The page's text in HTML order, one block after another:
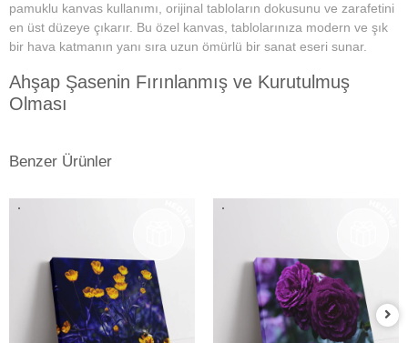
pamuklu kanvas kullanımı, orijinal tabloların dokusunu ve zarafetini
en üst düzeye çıkarır. Bu özel kanvas, tablolarınıza modern ve şık
bir hava katmanın yanı sıra uzun ömürlü bir sanat eseri sunar.
Ahşap Şasenin Fırınlanmış ve Kurutulmuş
Olması
sorunlarla karşılaşmamasını sağlar. Her bir tablomuz, sağlam
Yüksek Çözünürlüklü Baskılarımız
sayede tablolarımız ömür boyu solmama garantisi sunar. Ayrıca,
baskı sonrası uyguladığımız özel yüzey koruyucu ile tablolar,
canlılıklarını her zaman korur ve duvarlarınızı güzelleştirir.
Kenar Baskısıyla Tablolarımızın Kenar Kısımları
Benzer Ürünler